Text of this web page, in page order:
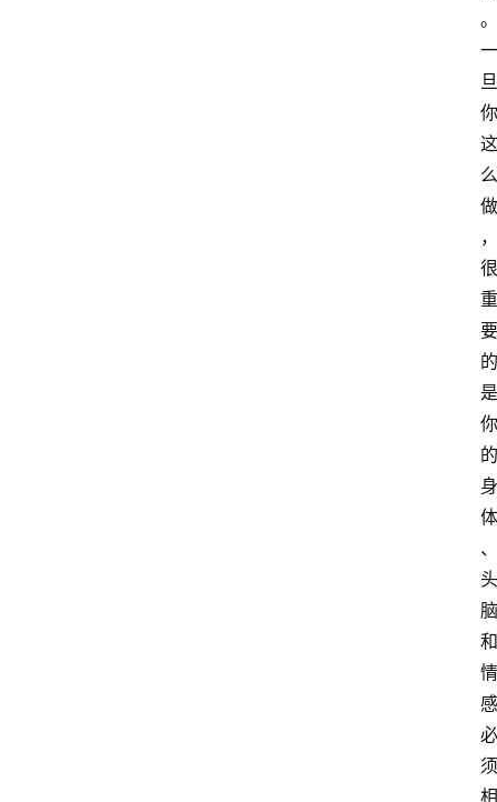
。
一
旦
你
这
么
做
，
很
重
要
的
是
你
的
身
体
、
头
脑
和
情
感
必
须
相